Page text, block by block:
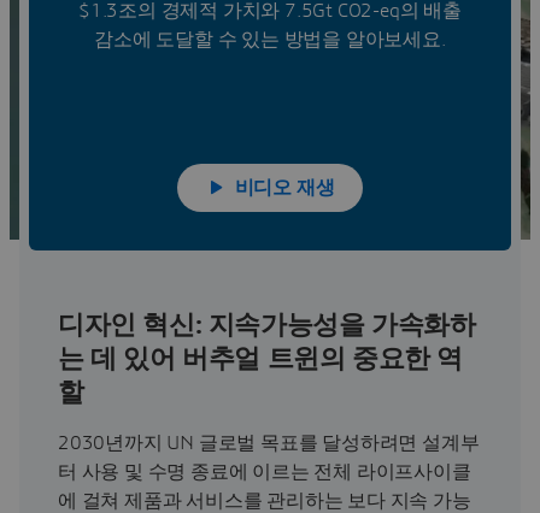
$1.3조의 경제적 가치와 7.5Gt CO2-eq의 배출
감소에 도달할 수 있는 방법을 알아보세요.
비디오 재생
디자인 혁신: 지속가능성을 가속화하
는 데 있어 버추얼 트윈의 중요한 역
할
2030년까지 UN 글로벌 목표를 달성하려면 설계부
터 사용 및 수명 종료에 이르는 전체 라이프사이클
에 걸쳐 제품과 서비스를 관리하는 보다 지속 가능